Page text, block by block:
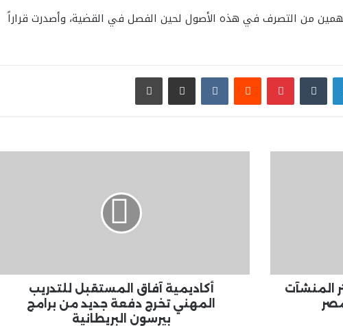
من التصرف في هذه الأصول لحين الفصل في القضية، وأصدرت قراراً
لينكدإن بينتيريست مشاركة عبر البريد طباعة
المنشآت
من
أكاديمية آفاق المستقبل للتدريب
المهني تخرج دفعة جديد من برامج
بيرسون البريطانية